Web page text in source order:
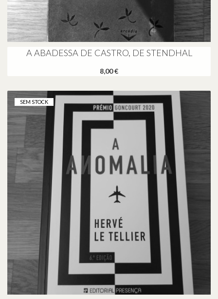
A ABADESSA DE CASTRO, DE STENDHAL
8,00 €
SEM STOCK